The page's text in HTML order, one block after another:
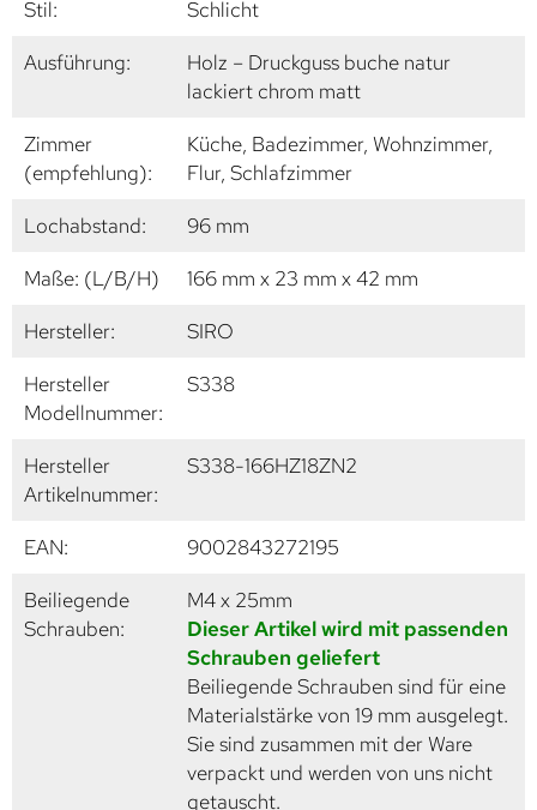
Stil:
Schlicht
Ausführung:
Holz – Druckguss buche natur
lackiert chrom matt
Zimmer
(empfehlung):
Küche, Badezimmer, Wohnzimmer,
Flur, Schlafzimmer
Lochabstand:
96 mm
Maße: (L/B/H)
166 mm x 23 mm x 42 mm
Hersteller:
SIRO
Hersteller
Modellnummer:
S338
Hersteller
Artikelnummer:
S338-166HZ18ZN2
EAN:
9002843272195
Beiliegende
Schrauben:
M4 x 25mm
Dieser Artikel wird mit passenden
Schrauben geliefert
Beiliegende Schrauben sind für eine
Materialstärke von 19 mm ausgelegt.
Sie sind zusammen mit der Ware
verpackt und werden von uns nicht
getauscht.